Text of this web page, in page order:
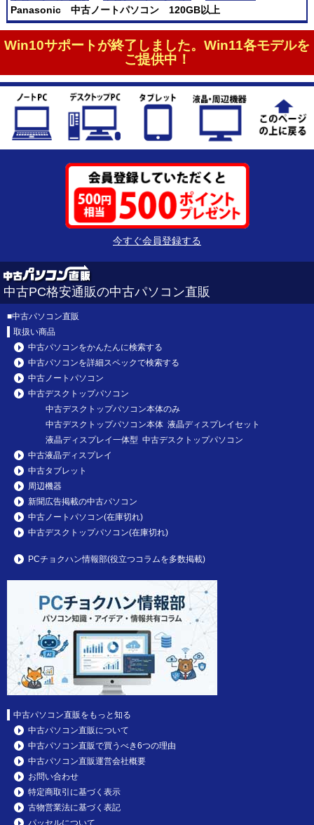
Panasonic 中古ノートパソコン 120GB以上
Win10サポートが終了しました。Win11各モデルを
ご提供中！
今すぐ会員登録する
中古PC格安通販の中古パソコン直販
■中古パソコン直販
取扱い商品
中古パソコンをかんたんに検索する
中古パソコンを詳細スペックで検索する
中古ノートパソコン
中古デスクトップパソコン
中古デスクトップパソコン本体のみ
中古デスクトップパソコン本体 液晶ディスプレイセット
液晶ディスプレイ一体型 中古デスクトップパソコン
中古液晶ディスプレイ
中古タブレット
周辺機器
新聞広告掲載の中古パソコン
中古ノートパソコン(在庫切れ)
中古デスクトップパソコン(在庫切れ)
PCチョクハン情報部(役立つコラムを多数掲載)
中古パソコン直販をもっと知る
中古パソコン直販について
中古パソコン直販で買うべき6つの理由
中古パソコン直販運営会社概要
お問い合わせ
特定商取引に基づく表示
古物営業法に基づく表記
パッセルについて